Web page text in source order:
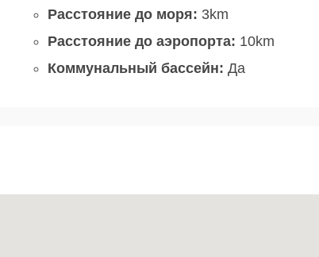
Расстояние до моря: 3km
Расстояние до аэропорта: 10km
Коммунальный бассейн: Да